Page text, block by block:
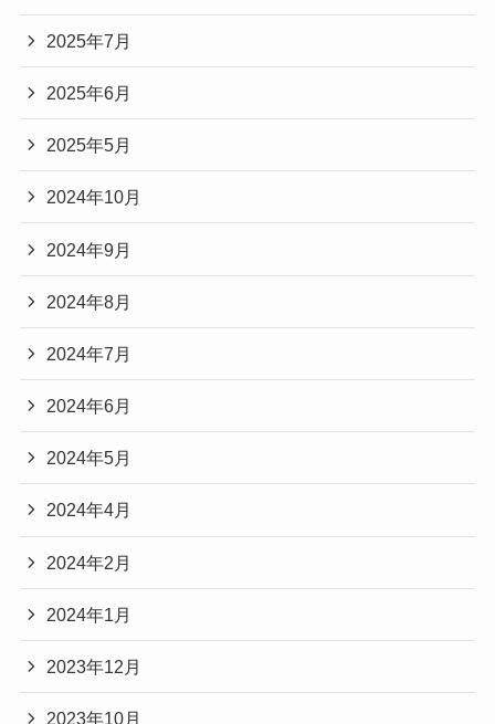
2025年7月
2025年6月
2025年5月
2024年10月
2024年9月
2024年8月
2024年7月
2024年6月
2024年5月
2024年4月
2024年2月
2024年1月
2023年12月
2023年10月